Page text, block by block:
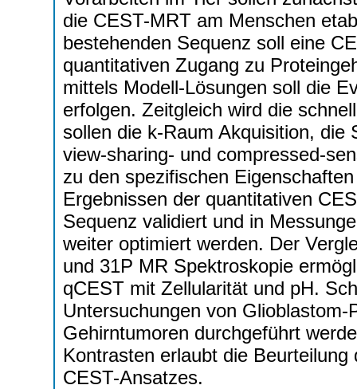
die CEST-MRT am Menschen
bestehenden Sequenz soll eine
quantitativen Zugang zu
mittels Modell-Lösungen soll die
erfolgen. Zeitgleich wird die
sollen die k-Raum Akquisition, die
view-sharing- und compressed-
zu den spezifischen
Ergebnissen der quantitativen
Sequenz validiert und in
weiter optimiert werden. Der
und 31P MR Spektroskopie
qCEST mit Zellularität und pH.
Untersuchungen von
Gehirntumoren durchgeführt
Kontrasten erlaubt die
CEST-Ansatzes.